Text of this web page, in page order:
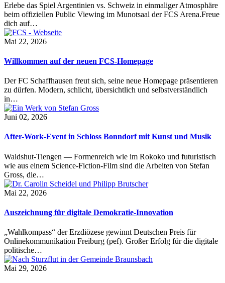
Erlebe das Spiel Argentinien vs. Schweiz in einmaliger Atmosphäre
beim offiziellen Public Viewing im Munotsaal der FCS Arena.Freue
dich auf…
Mai 22, 2026
Willkommen auf der neuen FCS-Homepage
Der FC Schaffhausen freut sich, seine neue Homepage präsentieren
zu dürfen. Modern, schlicht, übersichtlich und selbstverständlich
in…
Juni 02, 2026
After-Work-Event in Schloss Bonndorf mit Kunst und Musik
Waldshut-Tiengen — Formenreich wie im Rokoko und futuristisch
wie aus einem Science-Fiction-Film sind die Arbeiten von Stefan
Gross, die…
Mai 22, 2026
Auszeichnung für digitale Demokratie-Innovation
„Wahlkompass“ der Erzdiözese gewinnt Deutschen Preis für
Onlinekommunikation Freiburg (pef). Großer Erfolg für die digitale
politische…
Mai 29, 2026